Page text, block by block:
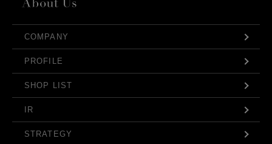
COMPANY
PROFILE
SHOP LIST
IR
STRATEGY